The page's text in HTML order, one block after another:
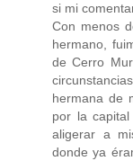
si mi
Con menos
hermano,
de Cerro
hermana de
por la
aligerar a
donde ya